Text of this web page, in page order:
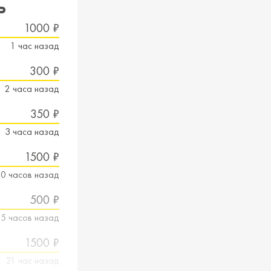
1000 ₽
1 час назад
300 ₽
2 часа назад
350 ₽
3 часа назад
1500 ₽
часов назад
500 ₽
часов назад
1500 ₽
21 час назад